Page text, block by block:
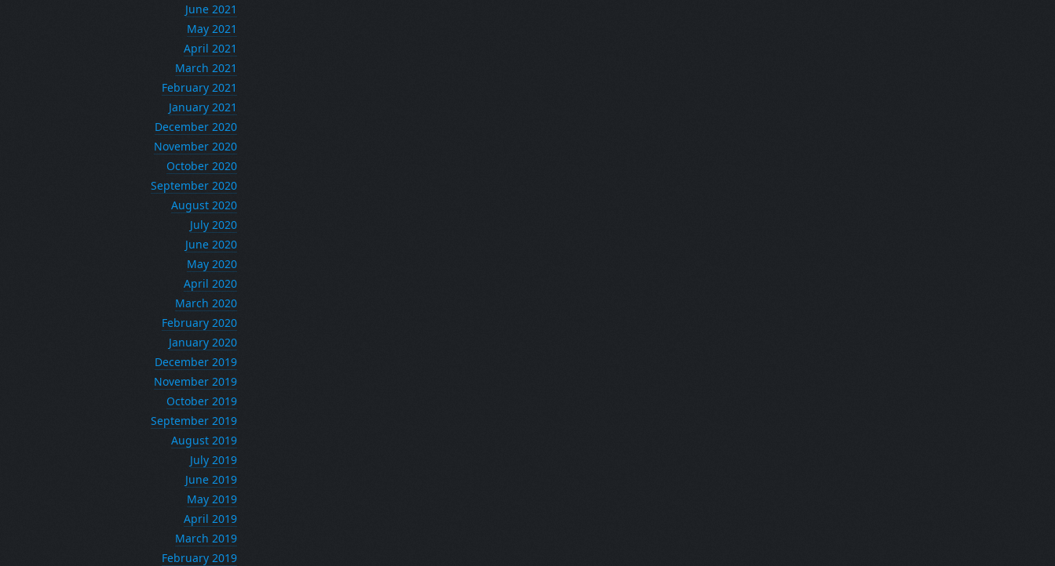
June 2021
May 2021
April 2021
March 2021
February 2021
January 2021
December 2020
November 2020
October 2020
September 2020
August 2020
July 2020
June 2020
May 2020
April 2020
March 2020
February 2020
January 2020
December 2019
November 2019
October 2019
September 2019
August 2019
July 2019
June 2019
May 2019
April 2019
March 2019
February 2019